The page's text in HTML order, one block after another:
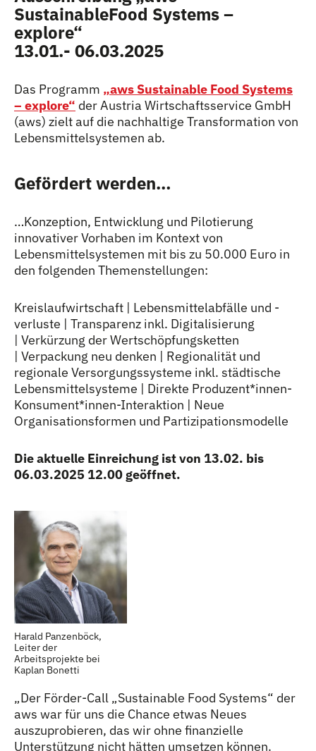
SustainableFood Systems –
explore“
13.01.- 06.03.2025
Das Programm „aws Sustainable Food Systems
– explore“ der Austria Wirtschaftsservice GmbH
(aws) zielt auf die nachhaltige Transformation von
Lebensmittelsystemen ab.
Gefördert werden…
…Konzeption, Entwicklung und Pilotierung
innovativer Vorhaben im Kontext von
Lebensmittelsystemen mit bis zu 50.000 Euro in
den folgenden Themenstellungen:
Kreislaufwirtschaft | Lebensmittelabfälle und -
verluste | Transparenz inkl. Digitalisierung
| Verkürzung der Wertschöpfungsketten
| Verpackung neu denken | Regionalität und
regionale Versorgungssysteme inkl. städtische
Lebensmittelsysteme | Direkte Produzent*innen-
Konsument*innenInnen
-Interaktion | Neue
Organisationsformen und Partizipationsmodelle
Die aktuelle Einreichung ist von 13.02. bis
06.03.2025 12.00 geöffnet.
Harald Panzenböck,
Leiter der
Arbeitsprojekte bei
Kaplan Bonetti
„Der Förder-Call „Sustainable Food Systems“ der
aws war für uns die Chance etwas Neues
auszuprobieren, das wir ohne finanzielle
Unterstützung nicht hätten umsetzen können.